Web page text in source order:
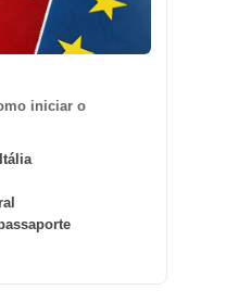
iniciar o